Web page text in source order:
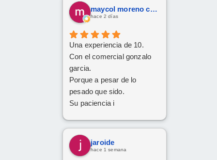
mantuvo constantemente
informados.
nuevo coche.
maycol moreno cuervo
hace 2 días
Una experiencia de 10.
Con el comercial gonzalo
garcia.
Porque a pesar de lo
pesado que sido.
Su paciencia i
Han cumplido el sueño de
mi familia
De tener el coche deseado.
jaroide
hace 1 semana